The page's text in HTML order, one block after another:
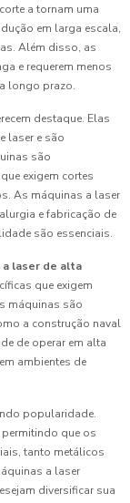
a tornam uma
em larga escala,
Além disso, as
e requerem menos
longo prazo.
destaque. Elas
laser e são
são
exigem cortes
As máquinas a laser
e fabricação de
são essenciais.
a laser de alta
que exigem
máquinas são
a construção naval
de operar em alta
ambientes de
popularidade.
que os
tanto metálicos
a laser
diversificar sua